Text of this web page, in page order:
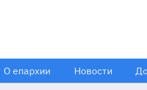
О епархии Новости